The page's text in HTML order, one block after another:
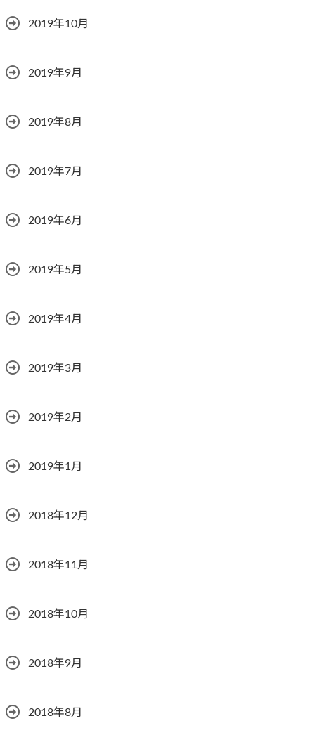
2019年10月
2019年9月
2019年8月
2019年7月
2019年6月
2019年5月
2019年4月
2019年3月
2019年2月
2019年1月
2018年12月
2018年11月
2018年10月
2018年9月
2018年8月